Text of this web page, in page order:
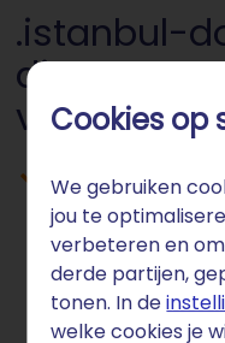
Cookies op
We gebruiken
jou te
verbeteren en
derde partijen,
tonen. In de
welke cookies je
.istanbul-
die twee
verbindt
Voor
organisaties